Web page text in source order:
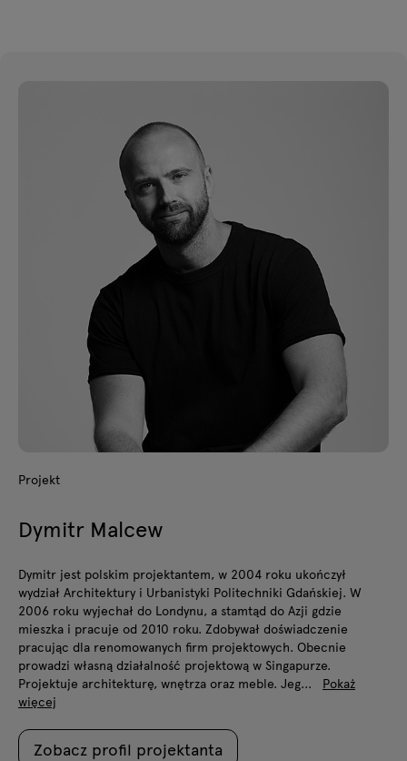
Projekt
Dymitr Malcew
Dymitr jest polskim projektantem, w 2004 roku ukończył
wydział Architektury i Urbanistyki Politechniki Gdańskiej. W
2006 roku wyjechał do Londynu, a stamtąd do Azji gdzie
mieszka i pracuje od 2010 roku. Zdobywał doświadczenie
pracując dla renomowanych firm projektowych. Obecnie
prowadzi własną działalność projektową w Singapurze.
Projektuje architekturę, wnętrza oraz meble. Jeg...
Pokaż
więcej
Zobacz profil projektanta